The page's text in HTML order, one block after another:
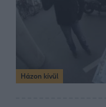
Házon kívül